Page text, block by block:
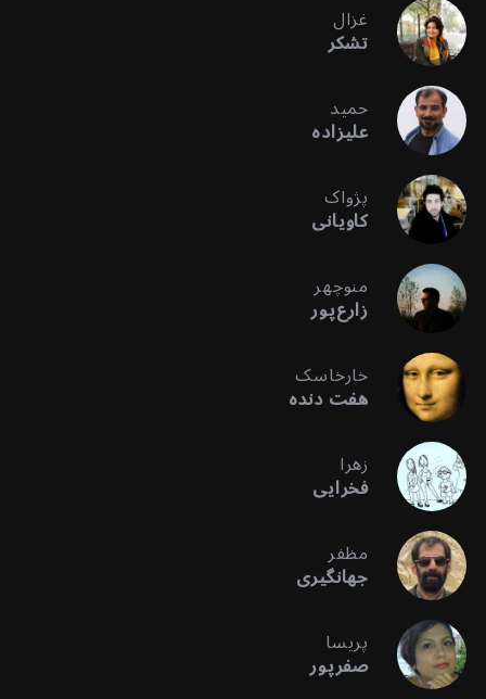
غزال
تشکر
حمید
علیزاده
پژواک
کاویانی
منوچهر
زارع‌پور
خارخاسک
هفت دنده
زهرا
فخرایی
مظفر
جهانگیری
پریسا
صفرپور